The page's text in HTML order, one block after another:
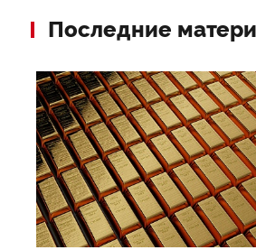
Последние